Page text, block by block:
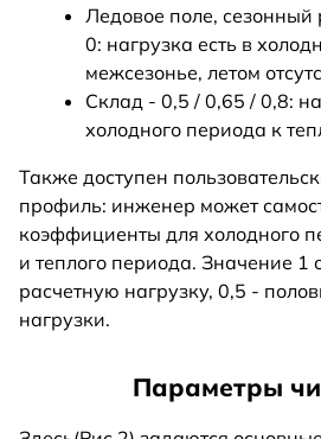
Ледовое поле,
0: нагрузка есть в
межсезонье, летом
Склад - 0,5 / 0,65 / 0,8:
холодного периода к
Также доступен
профиль: инженер может
коэффициенты для холодного
и теплого периода. Значение 1
расчетную нагрузку, 0,5 -
нагрузки.
Параметры